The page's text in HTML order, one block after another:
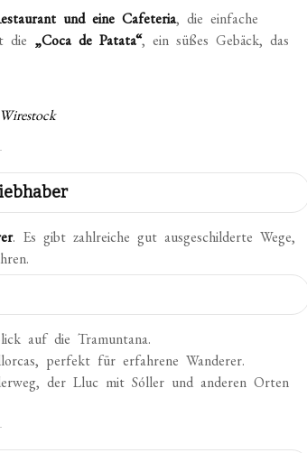
und eine Cafeteria, die einfache
die „Coca de Patata“, ein süßes Gebäck, das
. Es gibt zahlreiche gut ausgeschilderte Wege,
auf die Tramuntana.
perfekt für erfahrene Wanderer.
der Lluc mit Sóller und anderen Orten